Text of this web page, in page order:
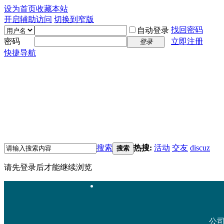
设为首页收藏本站
开启辅助访问 切换到窄版
自动登录 找回密码
密码
登录
立即注册
快捷导航
搜索 搜索 热搜: 活动 交友 discuz
请先登录后才能继续浏览
公